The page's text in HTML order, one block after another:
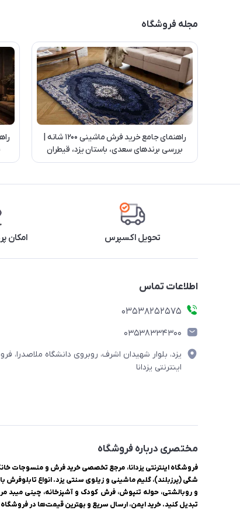
مجله فروشگاه
راهنمای جامع خرید فرش ماشینی 1200 شانه |
بررسی برندهای سعدی، باستان یزد، قیطران
کاشان و بهشتی تبریز
تحویل اکسپرس امکان
اطلاعات تماس
03538252575
03538334300
یزد، بلوار شهیدان اشرف، روبروی دانشگاه ملاصدرا،
اینترنتی یزدانا
مختصری درباره فروشگاه
شگی (پرزبلند)، گلیم ماشینی و زیلوی سنتی یزد. انواع
و روبالشتی، حوله تنپوش، فرش کودک و آشپزخانه، چینی میبد
تبدیل کنید. خرید ایمن، ارسال سریع و بهترین قیمت‌ها در فروشگاه